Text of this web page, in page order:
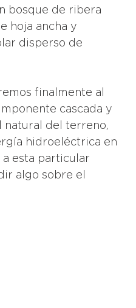
bosque de ribera
hoja ancha y
disperso de
cascada y
natural del terreno,
hidroeléctrica en
esta particular
algo sobre el